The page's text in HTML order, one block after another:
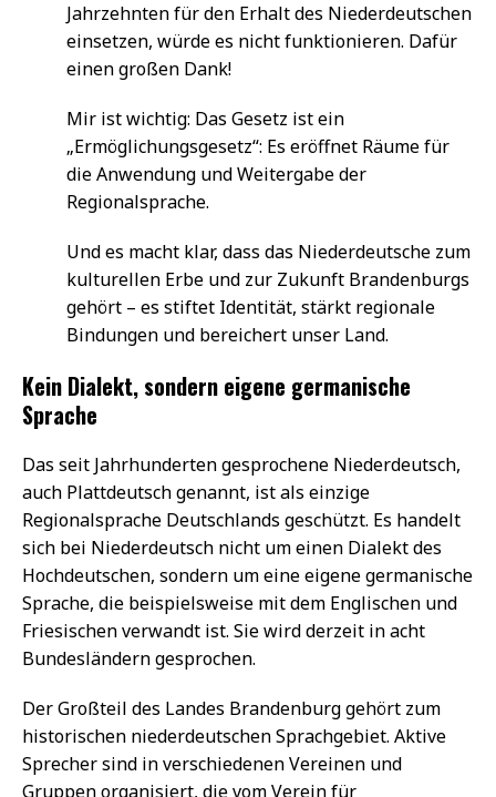
Jahrzehnten für den Erhalt des Niederdeutschen
einsetzen, würde es nicht funktionieren. Dafür
einen großen Dank!
Mir ist wichtig: Das Gesetz ist ein
„Ermöglichungsgesetz“: Es eröffnet Räume für
die Anwendung und Weitergabe der
Regionalsprache.
Und es macht klar, dass das Niederdeutsche zum
kulturellen Erbe und zur Zukunft Brandenburgs
gehört – es stiftet Identität, stärkt regionale
Bindungen und bereichert unser Land.
Kein Dialekt, sondern eigene germanische
Sprache
Das seit Jahrhunderten gesprochene Niederdeutsch,
auch Plattdeutsch genannt, ist als einzige
Regionalsprache Deutschlands geschützt. Es handelt
sich bei Niederdeutsch nicht um einen Dialekt des
Hochdeutschen, sondern um eine eigene germanische
Sprache, die beispielsweise mit dem Englischen und
Friesischen verwandt ist. Sie wird derzeit in acht
Bundesländern gesprochen.
Der Großteil des Landes Brandenburg gehört zum
historischen niederdeutschen Sprachgebiet. Aktive
Sprecher sind in verschiedenen Vereinen und
Gruppen organisiert, die vom Verein für